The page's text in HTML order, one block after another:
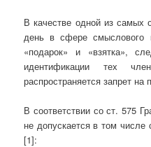
В качестве одной из самых
день в сфере смыслового
«подарок» и «взятка»,
идентификации тех
распространяется запрет на
В соответствии со ст. 575
не допускается в том
[1]: